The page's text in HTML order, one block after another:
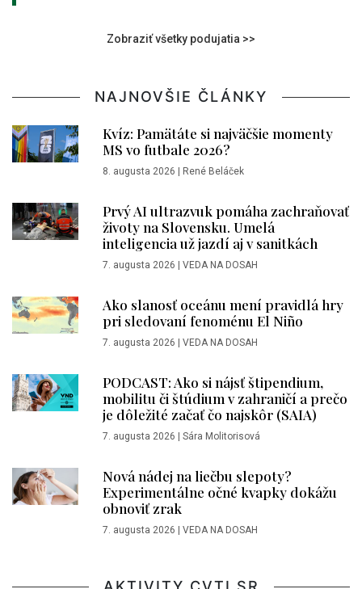
Zobraziť všetky podujatia >>
NAJNOVŠIE ČLÁNKY
Kvíz: Pamätáte si najväčšie momenty
MS vo futbale 2026?
8. augusta 2026 | René Beláček
Prvý AI ultrazvuk pomáha zachraňovať
životy na Slovensku. Umelá
inteligencia už jazdí aj v sanitkách
7. augusta 2026 | VEDA NA DOSAH
Ako slanosť oceánu mení pravidlá hry
pri sledovaní fenoménu El Niño
7. augusta 2026 | VEDA NA DOSAH
PODCAST: Ako si nájsť štipendium,
mobilitu či štúdium v zahraničí a prečo
je dôležité začať čo najskôr (SAIA)
7. augusta 2026 | Sára Molitorisová
Nová nádej na liečbu slepoty?
Experimentálne očné kvapky dokážu
obnoviť zrak
7. augusta 2026 | VEDA NA DOSAH